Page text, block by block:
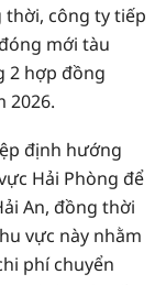
công ty tiếp
mới tàu
2 hợp đồng
2026.
định hướng
Hải Phòng để
An, đồng thời
vực này nhằm
phí chuyển